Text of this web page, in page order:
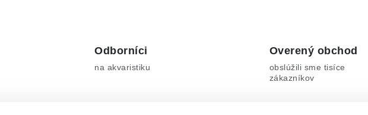
Odborníci
na akvaristiku
Overený obchod
obslúžili sme tisíce
zákazníkov